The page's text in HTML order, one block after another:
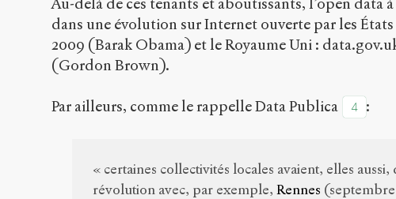
Au-delà de ces tenants et aboutissants, l’open data
dans une évolution sur Internet ouverte par les
2009 (Barak Obama) et le Royaume Uni :
(Gordon Brown).
Par ailleurs, comme le rappelle Data Publica 4 :
« certaines collectivités locales avaient, elles aussi,
révolution avec, par exemple,Rennes